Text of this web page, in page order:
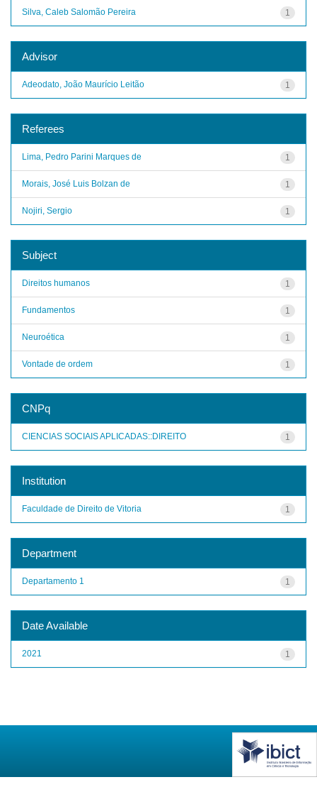
1
Silva, Caleb Salomão Pereira
Advisor
1
Adeodato, João Maurício Leitão
Referees
1
Lima, Pedro Parini Marques de
1
Morais, José Luis Bolzan de
1
Nojiri, Sergio
Subject
1
Direitos humanos
1
Fundamentos
1
Neuroética
1
Vontade de ordem
CNPq
1
CIENCIAS SOCIAIS APLICADAS::DIREITO
Institution
1
Faculdade de Direito de Vitoria
Department
1
Departamento 1
Date Available
1
2021